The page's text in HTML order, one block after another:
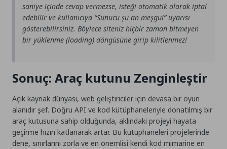
saniye içinde cevap vermezse, isteği otomatik olarak iptal
edebilir ve kullanıcıya “Sunucu şu an meşgul” uyarısı
gösterebilirsiniz. Böylece siteniz hiçbir zaman bitmeyen
bir yüklenme (loading) döngüsüne girip kilitlenmez!
Sonuç: Araç kutunu Zenginleştir
Açık kaynak dünyası, web geliştiriciler için devasa bir oyun
alanıdır şef. Doğru API ve kod kütüphaneleriyle donatılmış bir
araç kutusuna sahip olduğunda, aklındaki projeyi hayata
geçirme hızın katlanarak artar. Bu kütüphaneleri projelerinde
dene, sınırlarını zorla ve en önemlisi kendi kod mimarine en